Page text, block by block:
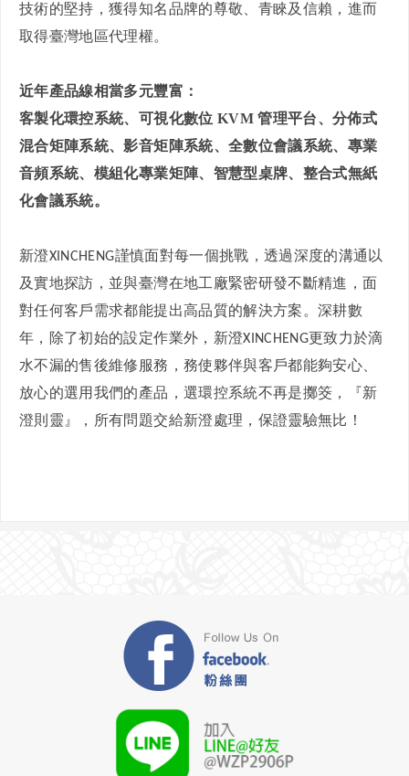
技術的堅持，獲得知名品牌的尊敬、青睞及信賴，進而
取得臺灣地區代理權。
近年產品線相當多元豐富：
客製化環控系統、可視化數位 KVM 管理平台、分佈式
混合矩陣系統、影音矩陣系統、全數位會議系統、專業
音頻系統、模組化專業矩陣、 智慧型桌牌、整合式無紙
化會議系統。
新澄XINCHENG謹慎面對每一個挑戰，透過深度的溝通以
及實地探訪，並與臺灣在地工廠緊密研發不斷精進，面
對任何客戶需求都能提出高品質的解決方案。深耕數
年，除了初始的設定作業外，新澄XINCHENG更致力於滴
水不漏的售後維修服務，務使夥伴與客戶都能夠安心、
放心的選用我們的產品，選環控系統不再是擲筊，『新
澄則靈』，所有問題交給新澄處理，保證靈驗無比！